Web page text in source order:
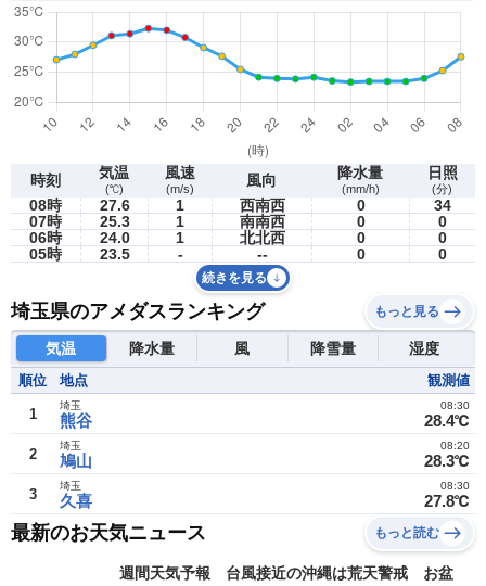
時刻 気温
(℃)
風速
(m/s) 風向 降水量
(mm/h)
日照
(分)
08時 27.6 1 西南西 0
34
07時
25.3 1 南南西 0
0
06時
24.0 1 北北西 0
0
05時
23.5 - -- 0 0
続きを見る
埼玉県のアメダスランキング もっと見る
気温 降水量 風 降雪量 湿度
順位 地点 観測値
1 熊谷
埼玉
28.4℃
08:30
2 鳩山
埼玉
28.3℃
08:20
3 久喜
埼玉
27.8℃
08:30
最新のお天気ニュース もっと読む
週間天気予報 台風接近の沖縄は荒天警戒 お盆